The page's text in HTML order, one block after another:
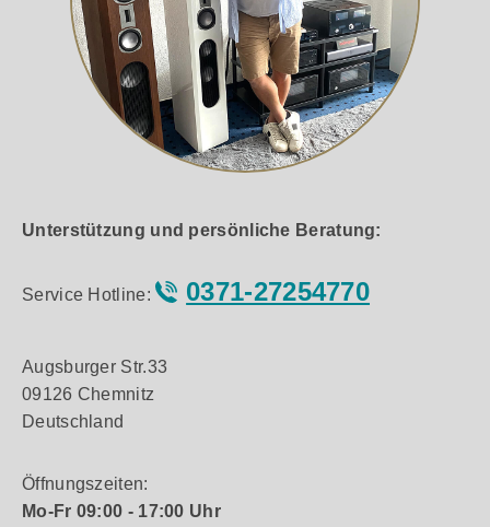
Unterstützung und persönliche Beratung:
Service Hotline: 0371-27254770
Augsburger Str.33
09126 Chemnitz
Deutschland
Öffnungszeiten:
Mo-Fr 09:00 - 17:00 Uhr